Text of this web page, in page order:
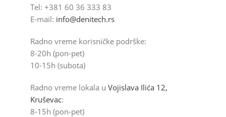
Tel: +381 60 36 333 83
E-mail: info@denitech.rs
Radno vreme korisničke podrške:
8-20h (pon-pet)
10-15h (subota)
Radno vreme lokala u Vojislava Ilića 12,
Kruševac:
8-15h (pon-pet)